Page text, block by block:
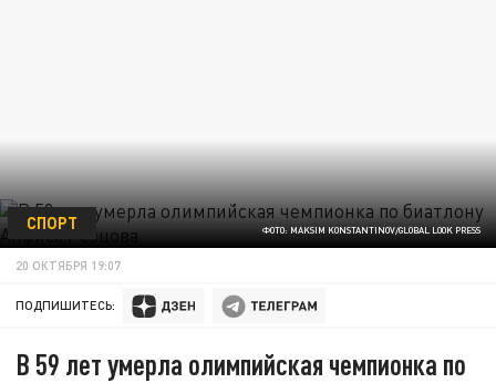
ФОТО: MAKSIM KONSTANTINOV/GLOBAL LOOK PRESS
СПОРТ
20 ОКТЯБРЯ 19:07
ПОДПИШИТЕСЬ:
В 59 лет умерла олимпийская чемпионка по